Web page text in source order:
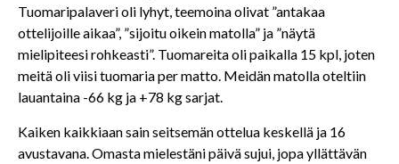
Tuomaripalaveri oli lyhyt, teemoina olivat ”antakaa
ottelijoille aikaa”, ”sijoitu oikein matolla” ja ”näytä
mielipiteesi rohkeasti”. Tuomareita oli paikalla 15 kpl, joten
meitä oli viisi tuomaria per matto. Meidän matolla oteltiin
lauantaina -66 kg ja +78 kg sarjat.
Kaiken kaikkiaan sain seitsemän ottelua keskellä ja 16
avustavana. Omasta mielestäni päivä sujui, jopa yllättävän